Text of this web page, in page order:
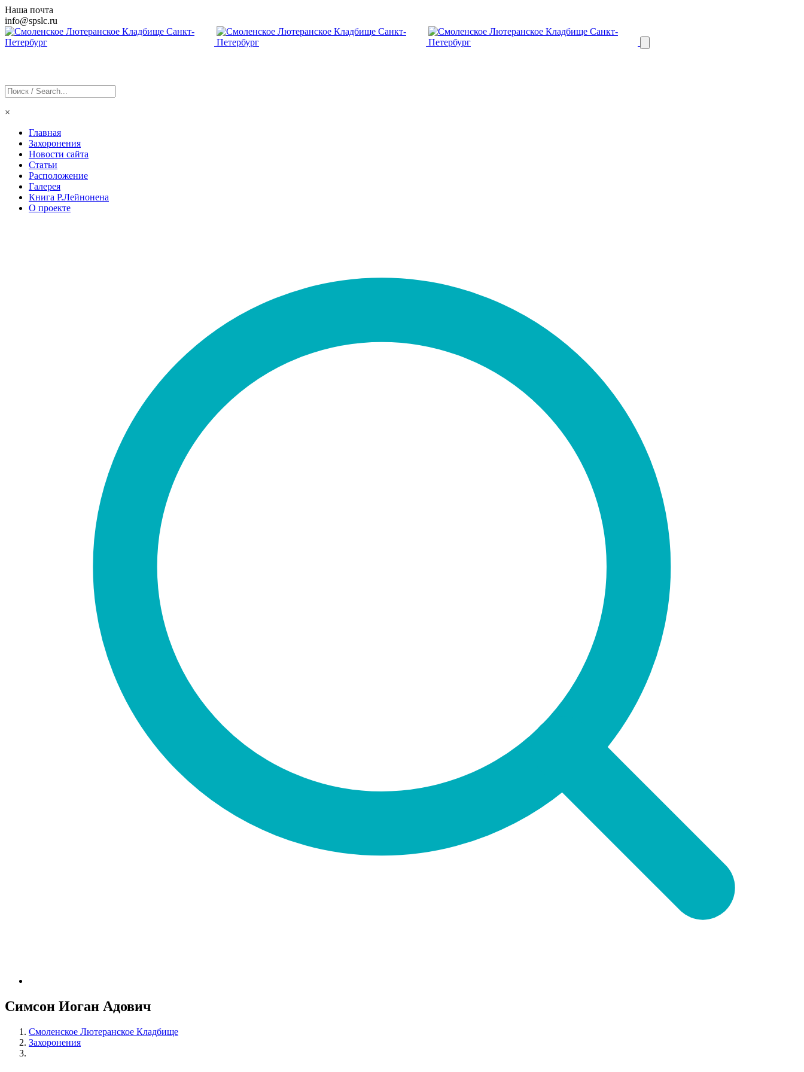
Наша почта
info@spslc.ru
×
Главная
Захоронения
Новости сайта
Статьи
Расположение
Галерея
Книга Р.Лейнонена
О проекте
Симсон Иоган Адович
Смоленское Лютеранское Кладбище
Захоронения